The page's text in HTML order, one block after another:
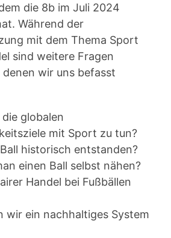
die 8b im Juli 2024
Während der
mit dem Thema Sport
sind weitere Fragen
wir uns befasst
globalen
mit Sport zu tun?
historisch entstanden?
einen Ball selbst nähen?
Handel bei Fußbällen
wir ein nachhaltiges System